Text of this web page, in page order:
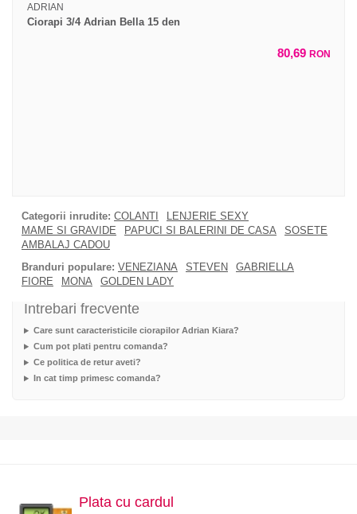
ADRIAN
Ciorapi 3/4 Adrian Bella 15 den
80,69 RON
Categorii inrudite: COLANTI
LENJERIE SEXY
MAME SI GRAVIDE
PAPUCI SI BALERINI DE CASA
SOSETE
AMBALAJ CADOU
Branduri populare: VENEZIANA STEVEN
GABRIELLA
FIORE
MONA GOLDEN LADY
Intrebari frecvente
Care sunt caracteristicile ciorapilor Adrian Kiara?
Cum pot plati pentru comanda?
Ce politica de retur aveti?
In cat timp primesc comanda?
Plata cu cardul